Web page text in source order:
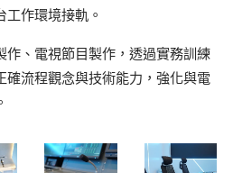
作環境接軌。
作、電視節目製作，透過實務訓練
確流程觀念與技術能力，強化與電